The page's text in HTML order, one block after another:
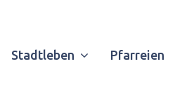
Stadtleben Pfarreien